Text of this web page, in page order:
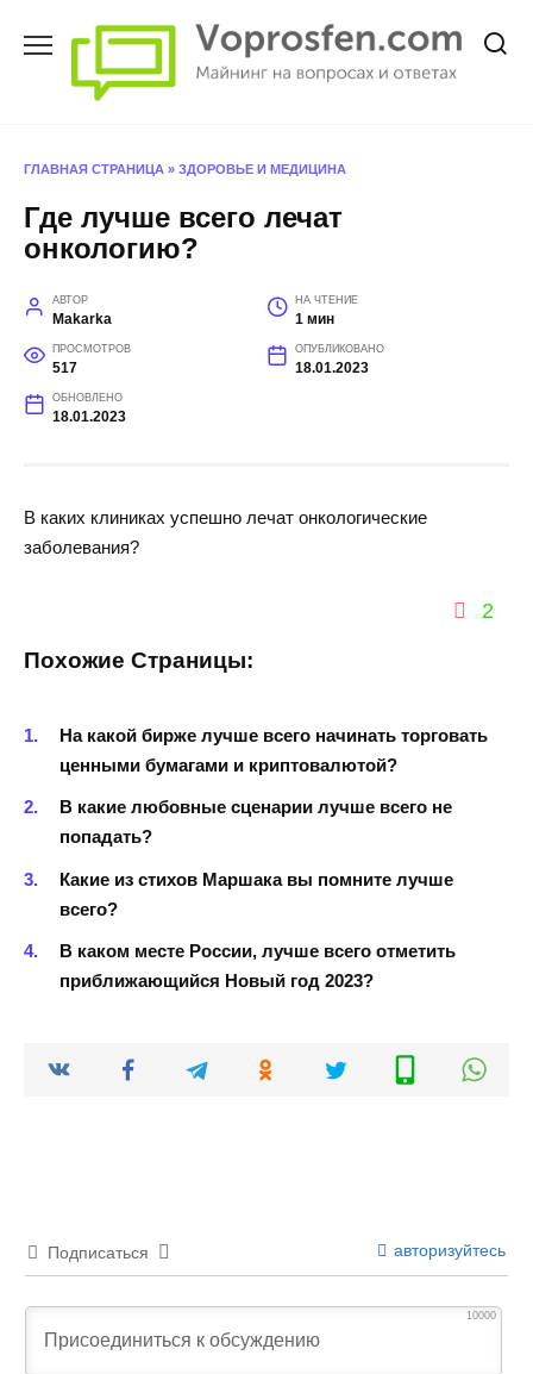
ГЛАВНАЯ СТРАНИЦА » ЗДОРОВЬЕ И МЕДИЦИНА
Где лучше всего лечат
онкологию?
АВТОР
Makarka
НА ЧТЕНИЕ
1 мин
ПРОСМОТРОВ
517
ОПУБЛИКОВАНО
18.01.2023
ОБНОВЛЕНО
18.01.2023
В каких клиниках успешно лечат онкологические
заболевания?
2
Похожие Страницы:
На какой бирже лучше всего начинать торговать
ценными бумагами и криптовалютой?
В какие любовные сценарии лучше всего не
попадать?
Какие из стихов Маршака вы помните лучше
всего?
В каком месте России, лучше всего отметить
приближающийся Новый год 2023?
Подписаться авторизуйтесь
10000